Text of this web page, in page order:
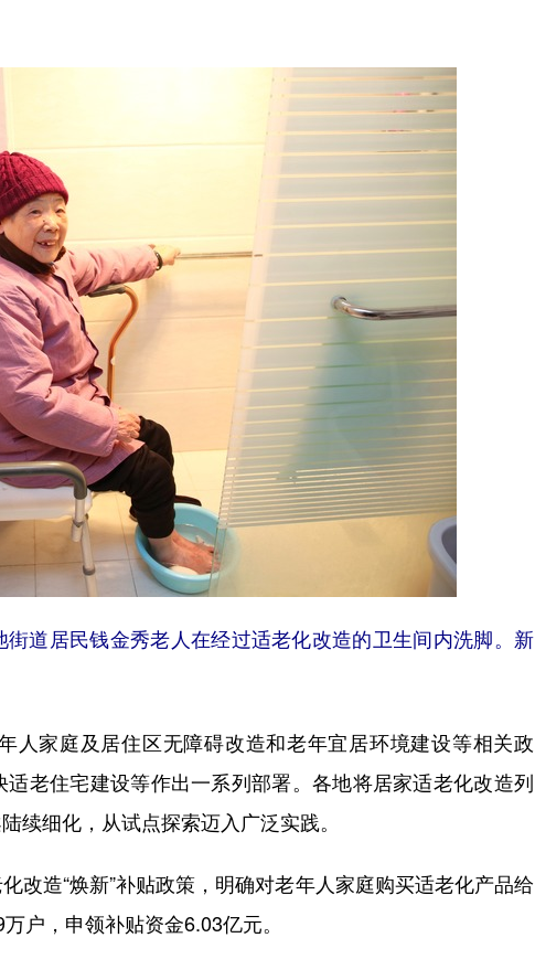
居民钱金秀老人在经过适老化改造的卫生间内洗脚。新
家庭及居住区无障碍改造和老年宜居环境建设等相关政
老住宅建设等作出一系列部署。各地将居家适老化改造列
续细化，从试点探索迈入广泛实践。
造“焕新”补贴政策，明确对老年人家庭购买适老化产品给
户，申领补贴资金6.03亿元。